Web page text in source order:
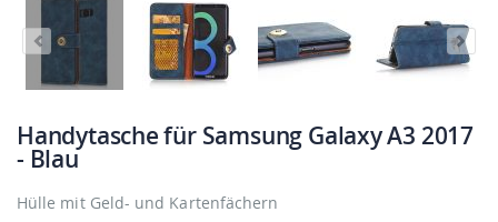
Handytasche für Samsung Galaxy A3 2017
- Blau
Hülle mit Geld- und Kartenfächern